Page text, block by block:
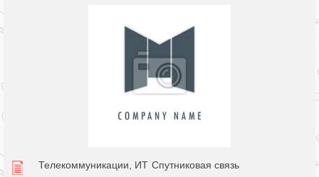
Телекоммуникации, ИТ Спутниковая связь